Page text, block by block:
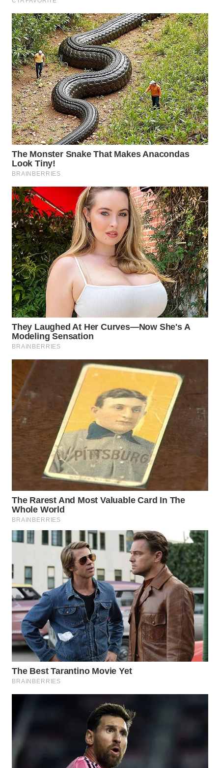
WN
INDRAMAYU
WN
KUNINGAN
WN
MAJALENGKA
WN
SUBANG
WN
SUKABUMI
WN
PURWAKARTA
WN
PRIANGAN
TIMUR
WN
SEMARANG
WN
SOLO
WN
WN
MADURA
SURABAYA
NATUNA
BINTAN
WN
MANDALIKA
LIKUPANG
WN
LABUANBAJO
WN
BORNEO
Wahana
Media
WAHANA